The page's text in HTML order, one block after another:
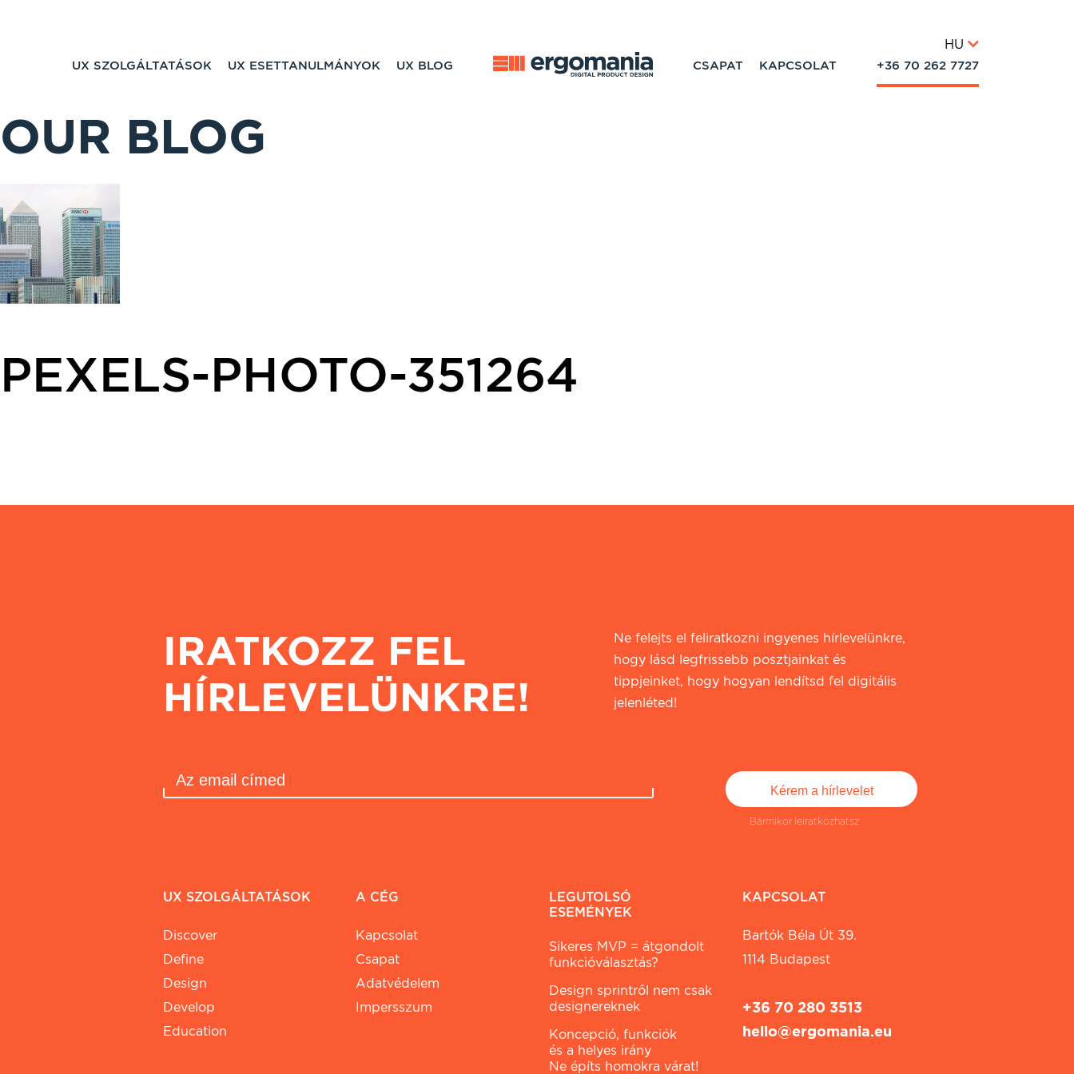
UX SZOLGÁLTATÁSOK UX ESETTANULMÁNYOK UX BLOG
HU
CSAPAT KAPCSOLAT +36 70 262 7727
OUR BLOG
PEXELS-PHOTO-351264
IRATKOZZ FEL
HÍRLEVELÜNKRE!
Ne felejts el feliratkozni ingyenes hírlevelünkre,
hogy lásd legfrissebb posztjainkat és
tippjeinket, hogy hogyan lendítsd fel digitális
jelenléted!
Bármikor leiratkozhatsz
UX SZOLGÁLTATÁSOK
Discover
Define
Design
Develop
Education
A CÉG
Kapcsolat
Csapat
Adatvédelem
Impersszum
LEGUTOLSÓ
ESEMÉNYEK
Sikeres MVP = átgondolt
funkcióválasztás?
Design sprintről nem csak
designereknek
Koncepció, funkciók
és a helyes irány
Ne építs homokra várat!
KAPCSOLAT
Bartók Béla Út 39.
1114 Budapest
+36 70 280 3513
hello@ergomania.eu